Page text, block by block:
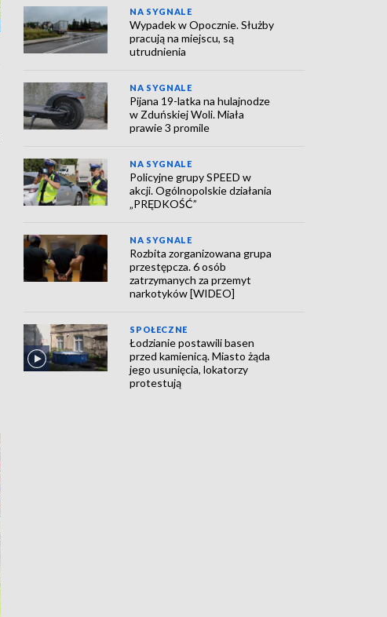
NA SYGNALE
Wypadek w Opocznie. Służby
pracują na miejscu, są
utrudnienia
NA SYGNALE
Pijana 19-latka na hulajnodze
w Zduńskiej Woli. Miała
prawie 3 promile
NA SYGNALE
Policyjne grupy SPEED w
akcji. Ogólnopolskie działania
„PRĘDKOŚĆ”
NA SYGNALE
Rozbita zorganizowana grupa
przestępcza. 6 osób
zatrzymanych za przemyt
narkotyków [WIDEO]
SPOŁECZNE
Łodzianie postawili basen
przed kamienicą. Miasto żąda
jego usunięcia, lokatorzy
protestują